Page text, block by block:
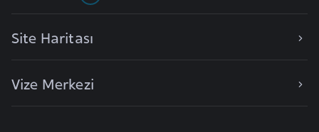
Site Haritası
Vize Merkezi
l